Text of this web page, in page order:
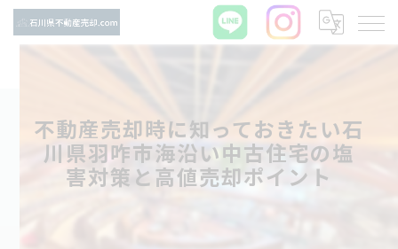
不動産売却時に知っておきたい石
川県羽咋市海沿い中古住宅の塩
害対策と高値売却ポイント